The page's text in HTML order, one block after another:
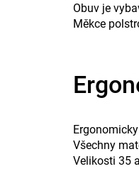
Obuv je
Měkce
Všechny
Velikosti 35